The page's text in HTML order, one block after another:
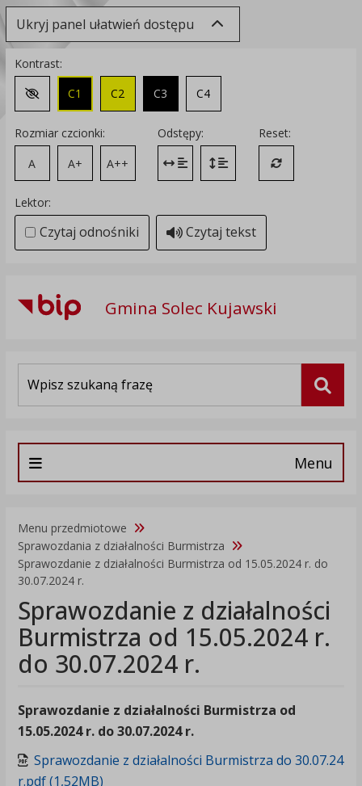
Ukryj panel ułatwień dostępu
Kontrast:
Zmień kontrast na domyślny
C1 C2 C3 C4
Rozmiar czcionki:
A
A+ A++
Odstępy:
Zmień odstęp między literami
Zmień interlinię i margines
Reset:
Przywróć
Lektor:
Czytaj odnośniki Czytaj tekst
Gmina Solec Kujawski
Menu
Menu przedmiotowe
Sprawozdania z działalności Burmistrza
Sprawozdanie z działalności Burmistrza od 15.05.2024 r. do
30.07.2024 r.
Sprawozdanie z działalności
Burmistrza od 15.05.2024 r.
do 30.07.2024 r.
Sprawozdanie z działalności Burmistrza od
15.05.2024 r. do 30.07.2024 r.
Sprawozdanie z działalności Burmistrza do 30.07.24
r.pdf (1,52MB)